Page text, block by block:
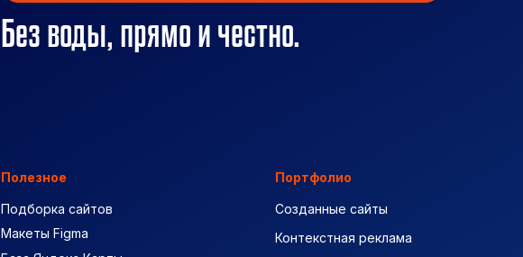
Без воды, прямо и честно.
Полезное
Подборка сайтов
Макеты Figma
Портфолио
Созданные сайты
Контекстная реклама